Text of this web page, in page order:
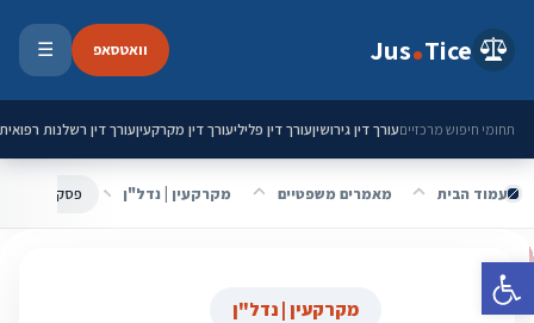
פתח סרגל נגישות
Jus Tice וואטסאפ ☰
תחומי חיפוש מרכזייםעורך דין גירושיןעורך דין פליליעורך דין מקרקעיןעורך דין רשלנות רפואית
עמוד הבית מאמרים משפטיים מקרקעין | נדל"ן
מקרקעין | נדל"ן